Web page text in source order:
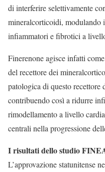
di interferire selettivamente
mineralcorticoidi, modulando
infiammatori e fibrotici a
Finerenone agisce infatti
del recettore dei
patologica di questo recettore
contribuendo così a ridurre
rimodellamento a livello
centrali nella progressione
I risultati dello studio
L’approvazione statunitense